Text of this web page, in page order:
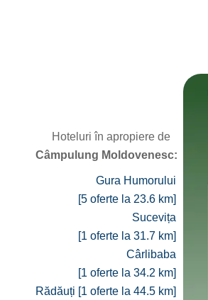
Hoteluri în apropiere de
Câmpulung Moldovenesc:
Gura Humorului
[5 oferte la 23.6 km]
Sucevița
[1 oferte la 31.7 km]
Cârlibaba
[1 oferte la 34.2 km]
Rădăuți [1 oferte la 44.5 km]